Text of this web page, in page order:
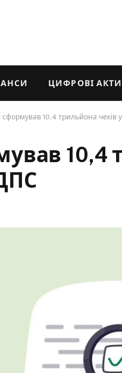
ЦИФРОВІ
сформував 10,4 трильйона чеків
10,4